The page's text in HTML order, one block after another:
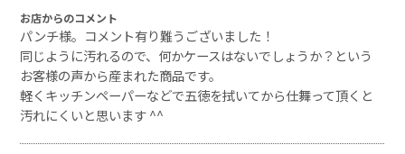
お店からのコメント
パンチ様。コメント有り難うございました！
同じように汚れるので、何かケースはないでしょうか？という
お客様の声から産まれた商品です。
軽くキッチンペーパーなどで五徳を拭いてから仕舞って頂くと
汚れにくいと思います ^^